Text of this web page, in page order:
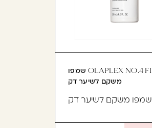
OLAPLEX NO.4 FINE שמפו
משקם לשיער דק
שמפו משקם לשיער דק